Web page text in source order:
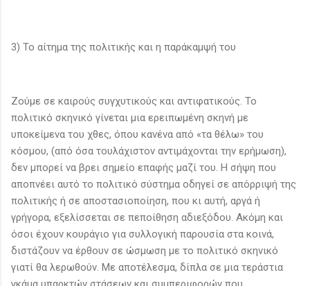
3) Το αίτημα της πολιτικής και η παράκαμψή του
Ζούμε σε καιρούς συγχυτικούς και αντιφατικούς. Το
πολιτικό σκηνικό γίνεται μια ερειπωμένη σκηνή με
υποκείμενα του χθες, όπου κανένα από «τα θέλω» του
κόσμου, (από όσα τουλάχιστον αντιμάχονται την ερήμωση),
δεν μπορεί να βρει σημείο επαφής μαζί του. Η σήψη που
αποπνέει αυτό το πολιτικό σύστημα οδηγεί σε απόρριψή της
πολιτικής ή σε αποστασιοποίηση, που κι αυτή, αργά ή
γρήγορα, εξελίσσεται σε πεποίθηση αδιεξόδου. Ακόμη και
όσοι έχουν κουράγιο για συλλογική παρουσία στα κοινά,
διστάζουν να έρθουν σε ώσμωση με το πολιτικό σκηνικό
γιατί θα λερωθούν. Με αποτέλεσμα, δίπλα σε μια τεράστια